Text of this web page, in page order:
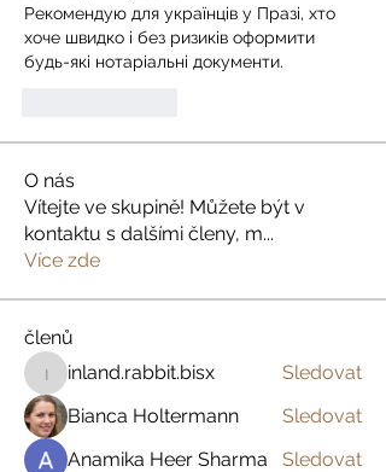
Рекомендую для українців у Празі, хто
хоче швидко і без ризиків оформити
будь-які нотаріальні документи.
O nás
Vítejte ve skupině! Můžete být v
kontaktu s dalšími členy, m...
Více zde
členů
inland.rabbit.bisx
inland.rabbit.bisx
Sledovat
Bianca Holtermann
Sledovat
Anamika Heer Sharma
Sledovat